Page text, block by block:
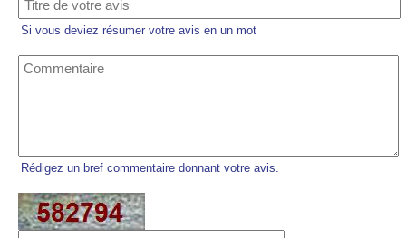
Si vous deviez résumer votre avis en un mot
Rédigez un bref commentaire donnant votre avis.